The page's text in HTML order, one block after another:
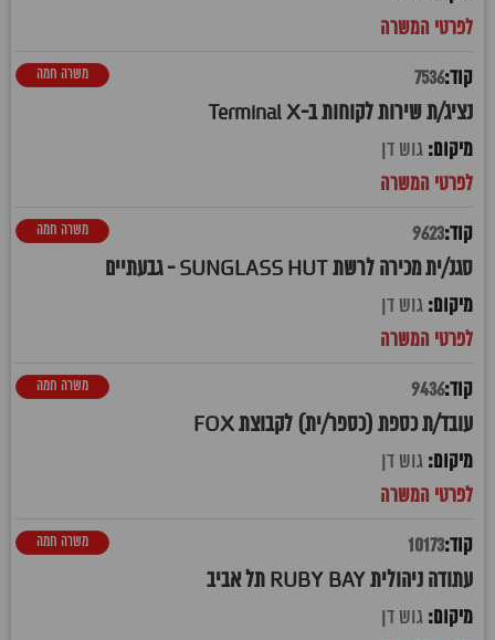
7536
נציג/ת שירות לקוחות ב-Terminal X
משרה חמה
גוש דן
9623
סגנ/ית מכירה לרשת SUNGLASS HUT - גבעתיים
משרה חמה
גוש דן
9436
עובד/ת כספת (כספר/ית) לקבוצת FOX
משרה חמה
גוש דן
10173
עתודה ניהולית RUBY BAY תל אביב
משרה חמה
גוש דן